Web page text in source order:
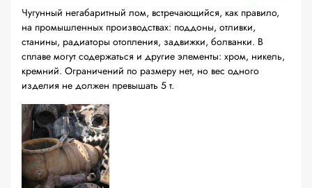
Чугунный негабаритный лом, встречающийся, как правило,
на промышленных производствах: поддоны, отливки,
станины, радиаторы отопления, задвижки, болванки. В
сплаве могут содержаться и другие элементы: хром, никель,
кремний. Ограничений по размеру нет, но вес одного
изделия не должен превышать 5 т.